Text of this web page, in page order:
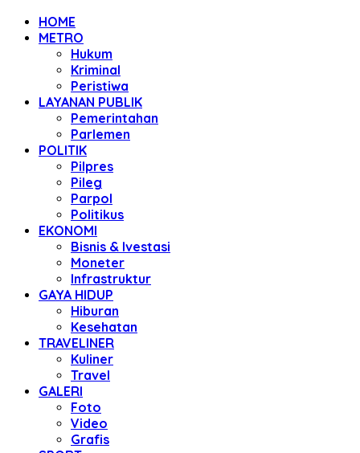
HOME
METRO
Hukum
Kriminal
Peristiwa
LAYANAN PUBLIK
Pemerintahan
Parlemen
POLITIK
Pilpres
Pileg
Parpol
Politikus
EKONOMI
Bisnis & Ivestasi
Moneter
Infrastruktur
GAYA HIDUP
Hiburan
Kesehatan
TRAVELINER
Kuliner
Travel
GALERI
Foto
Video
Grafis